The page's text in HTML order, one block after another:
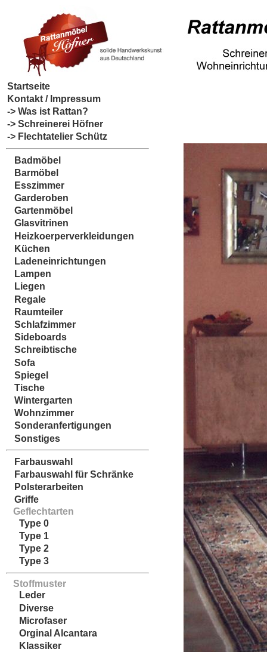
Startseite
Kontakt / Impressum
-> Was ist Rattan?
-> Schreinerei Höfner
-> Flechtatelier Schütz
Badmöbel
Barmöbel
Esszimmer
Garderoben
Gartenmöbel
Glasvitrinen
Heizkoerperverkleidungen
Küchen
Ladeneinrichtungen
Lampen
Liegen
Regale
Raumteiler
Schlafzimmer
Sideboards
Schreibtische
Sofa
Spiegel
Tische
Wintergarten
Wohnzimmer
Sonderanfertigungen
Sonstiges
Farbauswahl
Farbauswahl für Schränke
Polsterarbeiten
Griffe
Geflechtarten
Type 0
Type 1
Type 2
Type 3
Stoffmuster
Leder
Diverse
Microfaser
Orginal Alcantara
Klassiker